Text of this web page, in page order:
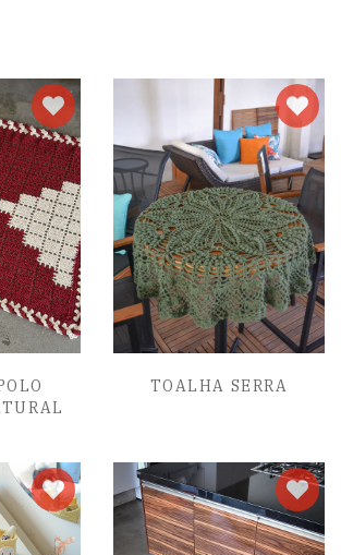
TOALHA SERRA